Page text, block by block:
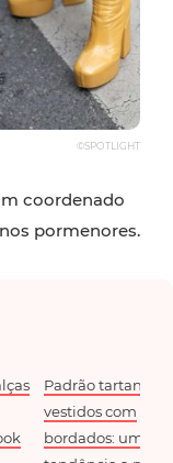
©SPOTLIGHT
coordenado
pormenores.
Padrão tartan e
vestidos com
bordados: uma